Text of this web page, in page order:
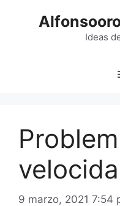
Ideas
9 marzo, 2021 7:54